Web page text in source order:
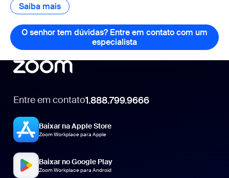
Saiba mais Saiba mais
O senhor tem dúvidas? Entre em contato com um
especialista O senhor tem
Entre em contato1.888.799.9666
Baixar na Apple Store
Zoom Workplace para Apple
Baixar no Google Play
Zoom Workplace para Android